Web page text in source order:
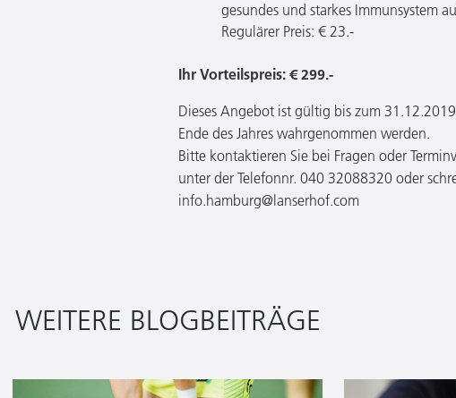
gesundes und starkes Immunsystem
Regulärer Preis: € 23.-
Ihr Vorteilspreis: € 299.-
Dieses Angebot ist gültig bis zum
Ende des Jahres wahrgenommen werden.
Bitte kontaktieren Sie bei Fragen oder
unter der Telefonnr. 040 32088320 oder
info.hamburg@lanserhof.com
WEITERE BLOGBEITRÄGE